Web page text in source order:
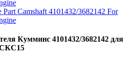
Кумминс 4101432/3682142 для